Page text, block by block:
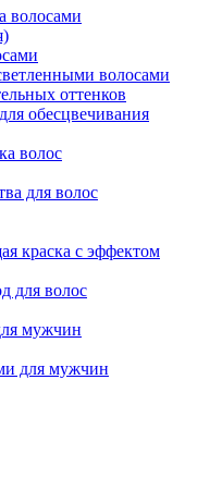
волосами
волосами
оттенков
обесцвечивания
волос
для волос
краска с эффектом
для волос
мужчин
для мужчин